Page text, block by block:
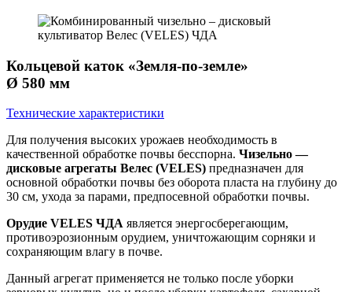
Кольцевой каток «Земля-по-земле»
Ø 580 мм
Технические характеристики
Для получения высоких урожаев необходимость в
качественной обработке почвы бесспорна. Чизельно —
дисковые агрегаты Велес (VELES) предназначен для
основной обработки почвы без оборота пласта на глубину до
30 см, ухода за парами, предпосевной обработки почвы.
Орудие VELES ЧДА является энергосберегающим,
противоэрозионным орудием, уничтожающим сорняки и
сохраняющим влагу в почве.
Данный агрегат применяется не только после уборки